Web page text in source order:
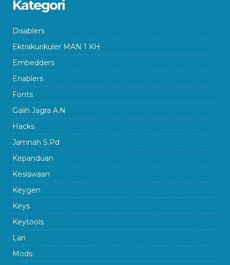
Kategori
Disablers
Ektrakurikuler MAN 1 KH
Embedders
Enablers
Fonts
Galih Jagra A.N
Hacks
Jamnah S.Pd
Kepanduan
Kesiswaan
Keygen
Keys
Keytools
Lan
Mods